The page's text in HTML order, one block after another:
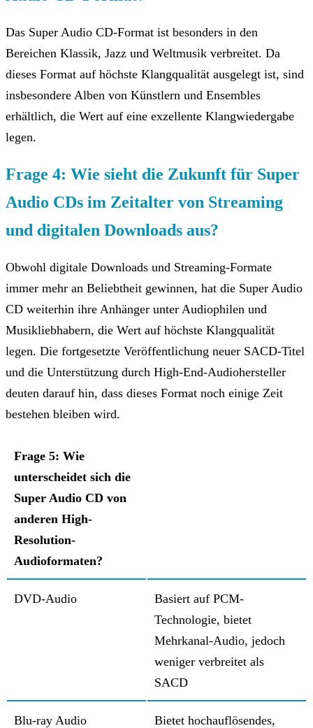
Das Super Audio CD-Format ist besonders in den
Bereichen Klassik, Jazz und Weltmusik verbreitet. Da
dieses Format auf höchste Klangqualität ausgelegt ist, sind
insbesondere Alben von Künstlern und Ensembles
erhältlich, die Wert auf eine exzellente Klangwiedergabe
legen.
Frage 4: Wie sieht die Zukunft für Super
Audio CDs im Zeitalter von Streaming
und digitalen Downloads aus?
Obwohl digitale Downloads und Streaming-Formate
immer mehr an Beliebtheit gewinnen, hat die Super Audio
CD weiterhin ihre Anhänger unter Audiophilen und
Musikliebhabern, die Wert auf höchste Klangqualität
legen. Die fortgesetzte Veröffentlichung neuer SACD-Titel
und die Unterstützung durch High-End-Audiohersteller
deuten darauf hin, dass dieses Format noch einige Zeit
bestehen bleiben wird.
Frage 5: Wie
unterscheidet sich die
Super Audio CD von
anderen High-
Resolution-
Audioformaten?
DVD-Audio
Basiert auf PCM-
Technologie, bietet
Mehrkanal-Audio, jedoch
weniger verbreitet als
SACD
Blu-ray Audio
Bietet hochauflösendes,